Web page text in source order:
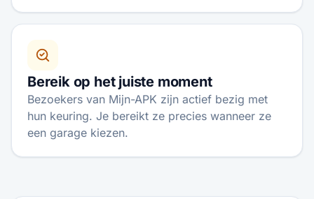
Bereik op het juiste moment
Bezoekers van Mijn-APK zijn actief bezig met
hun keuring. Je bereikt ze precies wanneer ze
een garage kiezen.